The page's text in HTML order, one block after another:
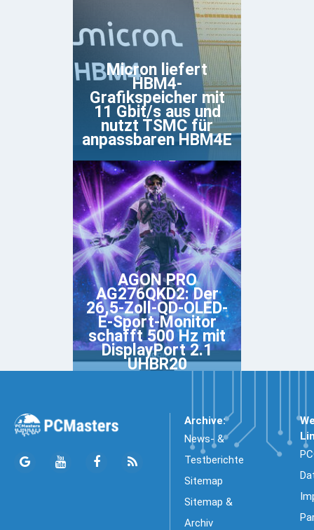
Micron liefert
HBM4-
Grafikspeicher mit
11 Gbit/s aus und
nutzt TSMC für
anpassbaren HBM4E
AGON PRO
AG276QKD2: Der
26,5-Zoll-QD-OLED-
E-Sport-Monitor
schafft 500 Hz mit
DisplayPort 2.1
UHBR20
Archive:
News- &
Testberichte
Sitemap
Sitemap &
Archiv